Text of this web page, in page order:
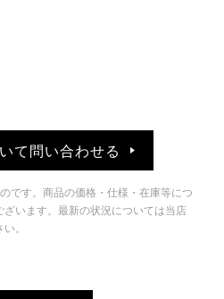
て問い合わせる
です。商品の価格・仕様・在庫等につ
います。最新の状況については当店
。